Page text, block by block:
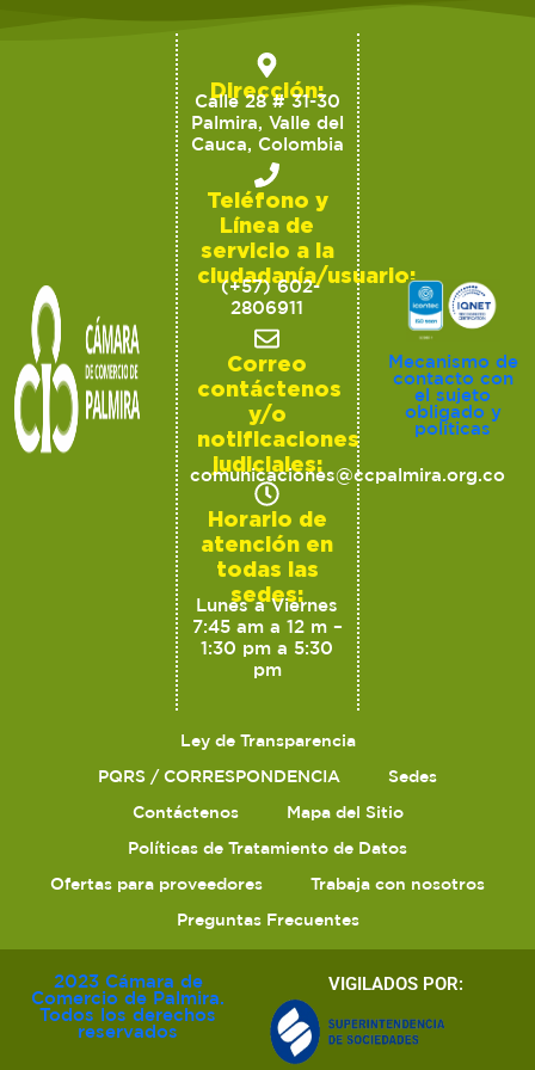
Dirección:
Calle 28 # 31-30
Palmira, Valle del
Cauca, Colombia
Teléfono y
Línea de
servicio a la
ciudadanía/usuario:
(+57) 602-
2806911
Correo
contáctenos
y/o
notificaciones
judiciales:
comunicaciones@ccpalmira.org.co
Horario de
atención en
todas las
sedes:
Lunes a Viernes
7:45 am a 12 m –
1:30 pm a 5:30
pm
Mecanismo de
contacto con
el sujeto
obligado y
políticas
Ley de Transparencia
PQRS / CORRESPONDENCIA
Sedes
Contáctenos
Mapa del Sitio
Políticas de Tratamiento de Datos
Ofertas para proveedores
Trabaja con nosotros
Preguntas Frecuentes
2023 Cámara de
Comercio de Palmira.
Todos los derechos
reservados
VIGILADOS POR: